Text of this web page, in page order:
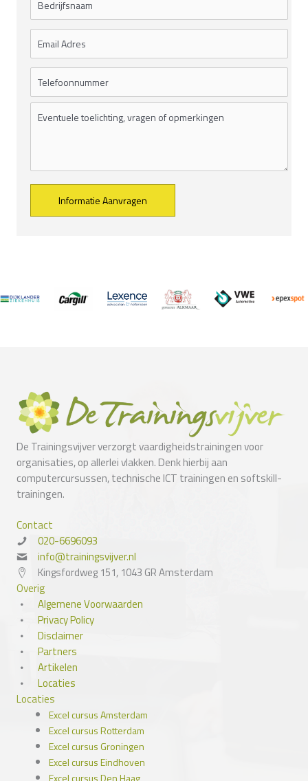
De Trainingsvijver verzorgt vaardigheidstrainingen voor
organisaties, op allerlei vlakken. Denk hierbij aan
computercursussen, technische ICT trainingen en softskill-
trainingen.
Contact
020-6696093
info@trainingsvijver.nl
Kingsfordweg 151, 1043 GR Amsterdam
Overig
Algemene Voorwaarden
Privacy Policy
Disclaimer
Partners
Artikelen
Locaties
Locaties
Excel cursus Amsterdam
Excel cursus Rotterdam
Excel cursus Groningen
Excel cursus Eindhoven
Excel cursus Den Haag